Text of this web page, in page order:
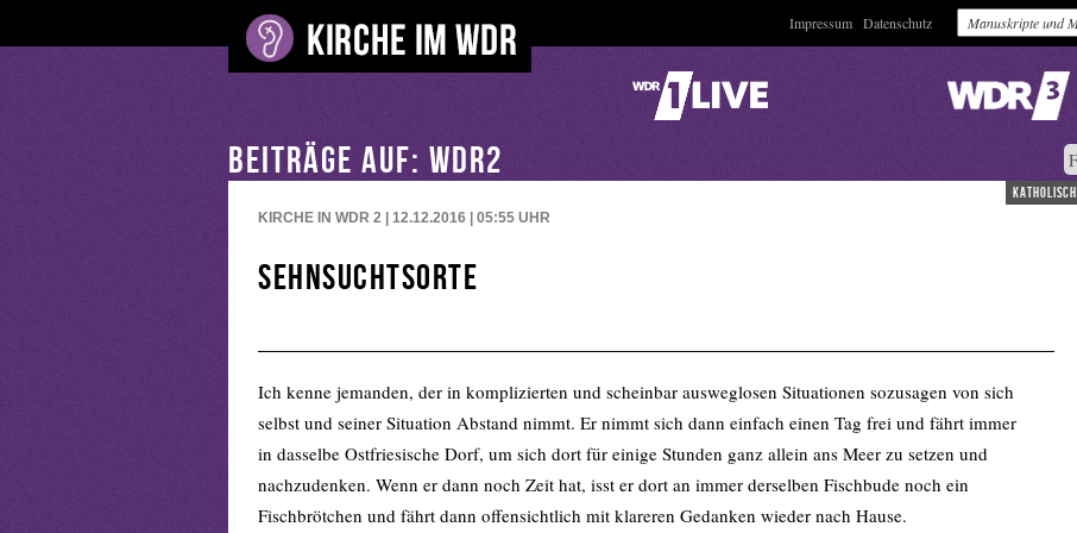
Impressum Datenschutz
BEITRÄGE AUF: WDR2
katholisch
KIRCHE IN WDR 2 | 12.12.2016 | 05:55 UHR
Sehnsuchtsorte
Ich kenne jemanden, der in komplizierten und scheinbar ausweglosen Situationen sozusagen von sich
selbst und seiner Situation Abstand nimmt. Er nimmt sich dann einfach einen Tag frei und fährt immer
in dasselbe Ostfriesische Dorf, um sich dort für einige Stunden ganz allein ans Meer zu setzen und
nachzudenken. Wenn er dann noch Zeit hat, isst er dort an immer derselben Fischbude noch ein
Fischbrötchen und fährt dann offensichtlich mit klareren Gedanken wieder nach Hause.